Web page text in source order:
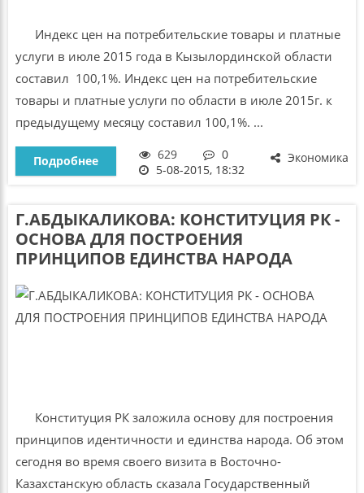
Индекс цен на потребительские товары и платные
услуги в июле 2015 года в Кызылординской области
составил 100,1%. Индекс цен на потребительские
товары и платные услуги по области в июле 2015г. к
предыдущему месяцу составил 100,1%. ...
Экономика
Подробнее 629
0
5-08-2015, 18:32
Г.АБДЫКАЛИКОВА: КОНСТИТУЦИЯ РК -
ОСНОВА ДЛЯ ПОСТРОЕНИЯ
ПРИНЦИПОВ ЕДИНСТВА НАРОДА
Конституция РК заложила основу для построения
принципов идентичности и единства народа. Об этом
сегодня во время своего визита в Восточно-
Казахстанскую область сказала Государственный